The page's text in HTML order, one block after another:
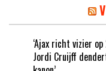
‘Ajax richt vizier
Jordi Cruijff